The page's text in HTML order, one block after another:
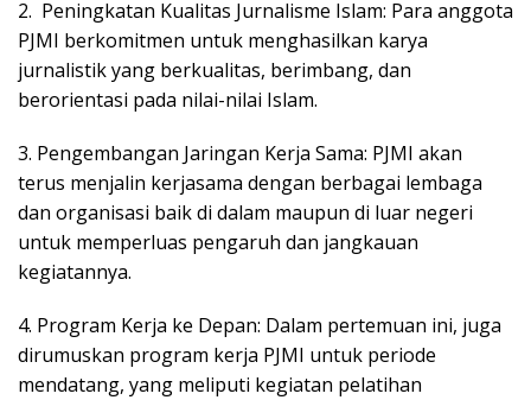
2. Peningkatan Kualitas Jurnalisme Islam: Para anggota
PJMI berkomitmen untuk menghasilkan karya
jurnalistik yang berkualitas, berimbang, dan
berorientasi pada nilai-nilai Islam.
3. Pengembangan Jaringan Kerja Sama: PJMI akan
terus menjalin kerjasama dengan berbagai lembaga
dan organisasi baik di dalam maupun di luar negeri
untuk memperluas pengaruh dan jangkauan
kegiatannya.
4. Program Kerja ke Depan: Dalam pertemuan ini, juga
dirumuskan program kerja PJMI untuk periode
mendatang, yang meliputi kegiatan pelatihan